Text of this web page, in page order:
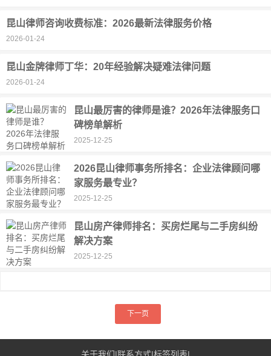
昆山律师咨询收费标准：2026最新法律服务价格
2026-01-24
昆山金牌律师丁华：20年经验解决疑难法律问题
2026-01-24
昆山最厉害的律师是谁？2026年法律服务口
碑榜单解析
2025-12-25
2026昆山律师事务所排名：企业法律顾问哪
家服务最专业？
2025-12-25
昆山房产律师排名：买房烂尾与二手房纠纷
解决方案
2025-12-25
下一页